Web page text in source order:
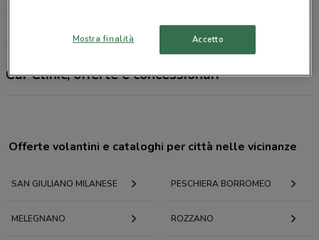
Tutti i negozi Car Clinic
Car Clinic, offerte e concessionari
Offerte volantini e cataloghi per città nelle vicinanze
SAN GIULIANO MILANESE PESCHIERA BORROMEO
MELEGNANO ROZZANO
Mostra finalità Accetto